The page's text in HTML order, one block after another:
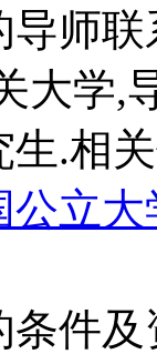
师
大学,
.相
公立
件